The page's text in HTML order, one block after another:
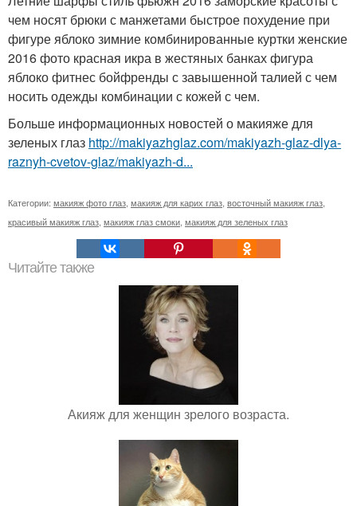
чем носят брюки с манжетами быстрое похудение при
фигуре яблоко зимние комбинированные куртки женские
2016 фото красная икра в жестяных банках фигура
яблоко фитнес бойфренды с завышенной талией с чем
носить одежды комбинации с кожей с чем.
Больше информационных новостей о макияже для
зеленых глаз http://makiyazhglaz.com/makiyazh-glaz-dlya-
raznyh-cvetov-glaz/makiyazh-d...
Категории: макияж фото глаз, макияж для карих глаз, восточный макияж глаз,
красивый макияж глаз, макияж глаз смоки, макияж для зеленых глаз
Читайте также
Акияж для женщин зрелого возраста.